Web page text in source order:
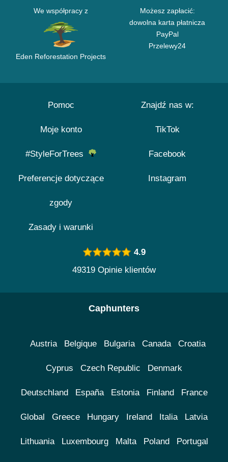
We współpracy z
Eden Reforestation Projects
Możesz zapłacić:
dowolna karta płatnicza
PayPal
Przelewy24
Pomoc
Moje konto
#StyleForTrees
Preferencje dotyczące
zgody
Zasady i warunki
Znajdź nas w:
TikTok
Facebook
Instagram
4.9
49319 Opinie klientów
Caphunters
Austria Belgique Bulgaria Canada Croatia
Cyprus Czech Republic Denmark
Deutschland España Estonia Finland France
Global Greece Hungary Ireland Italia Latvia
Lithuania Luxembourg Malta Poland Portugal